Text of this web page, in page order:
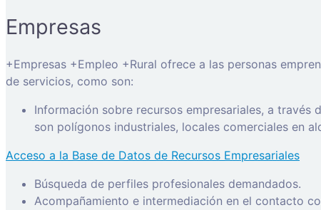
Empresas
+Empresas +Empleo +Rural ofrece a las personas
de servicios, como son:
Información sobre recursos empresariales, a
son polígonos industriales, locales comerciales en
Acceso a la Base de Datos de Recursos Empresariales
Búsqueda de perfiles profesionales demandados.
Acompañamiento e intermediación en el contacto